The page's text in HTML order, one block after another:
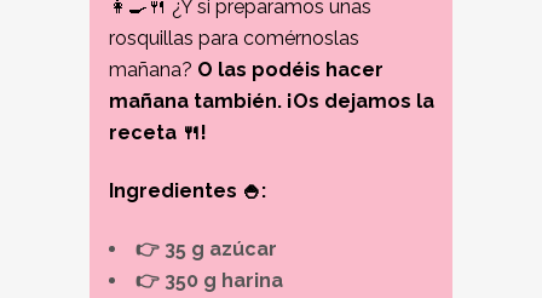
👩‍🍳‍🍴 ¿Y si preparamos unas
rosquillas para comérnoslas
mañana? O las podéis hacer
mañana también. ¡Os dejamos la
receta 🍴!
Ingredientes 🍚:
👉 35 g azúcar
👉 350 g harina